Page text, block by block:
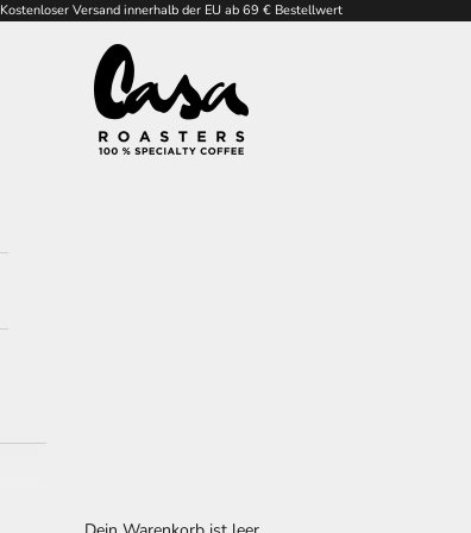
Kostenloser Versand innerhalb der EU ab 69 € Bestellwert
Casa Roasters